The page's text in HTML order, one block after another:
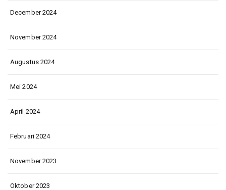
December 2024
November 2024
Augustus 2024
Mei 2024
April 2024
Februari 2024
November 2023
Oktober 2023